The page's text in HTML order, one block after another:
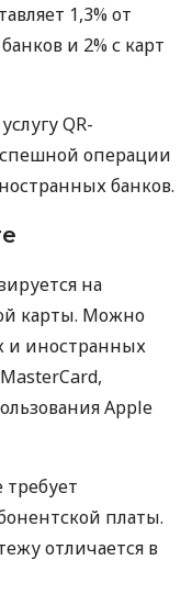
1,3% от
и 2% с карт
QR-
операции
банков.
на
карты. Можно
и иностранных
Apple
платы.
отличается в